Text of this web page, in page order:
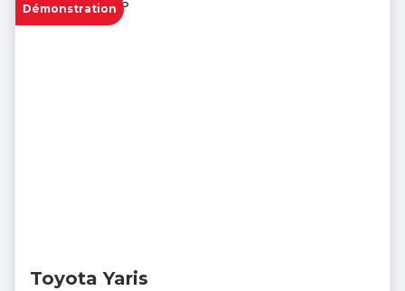
Démonstration
Toyota Yaris